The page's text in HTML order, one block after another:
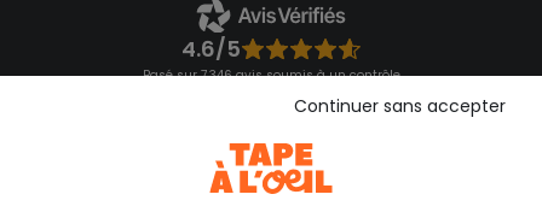
4.6/5
Basé sur 7 346 avis soumis à un contrôle
Consulter les CGUContinuer sans accepter